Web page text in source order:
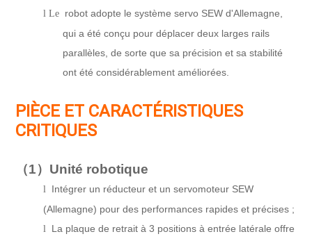
l Le robot adopte le système servo SEW d'Allemagne,
qui a été conçu pour déplacer deux larges rails
parallèles, de sorte que sa précision et sa stabilité
ont été considérablement améliorées.
PIÈCE ET CARACTÉRISTIQUES
CRITIQUES
（1） Unité robotique
l
Intégrer un réducteur et un servomoteur SEW
(Allemagne) pour des performances rapides et précises ;
l La plaque de retrait à 3 positions à entrée latérale offre